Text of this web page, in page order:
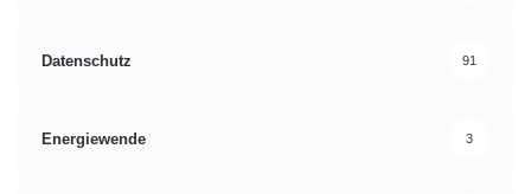
Datenschutz 91
Energiewende 3